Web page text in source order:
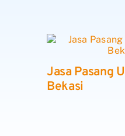
Jasa Pasang
Bekasi